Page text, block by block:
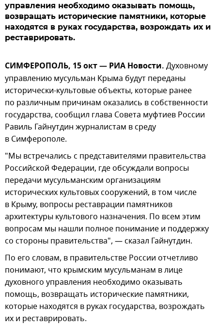
управления необходимо оказывать помощь,
возвращать исторические памятники, которые
находятся в руках государства, возрождать их и
реставрировать.
СИМФЕРОПОЛЬ, 15 окт — РИА Новости. Духовному
управлению мусульман Крыма будут переданы
исторически-культовые объекты, которые ранее
по различным причинам оказались в собственности
государства, сообщил глава Совета муфтиев России
Равиль Гайнутдин журналистам в среду
в Симферополе.
"Мы встречались с представителями правительства
Российской Федерации, где обсуждали вопросы
передачи мусульманским организациям
исторических культовых сооружений, в том числе
в Крыму, вопросы реставрации памятников
архитектуры культового назначения. По всем этим
вопросам мы нашли полное понимание и поддержку
со стороны правительства", — сказал Гайнутдин.
По его словам, в правительстве России отчетливо
понимают, что крымским мусульманам в лице
духовного управления необходимо оказывать
помощь, возвращать исторические памятники,
которые находятся в руках государства, возрождать
их и реставрировать.